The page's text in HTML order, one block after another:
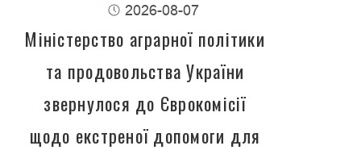
2026-08-07
Міністерство аграрної політики
та продовольства України
звернулося до Єврокомісії
щодо екстреної допомоги для